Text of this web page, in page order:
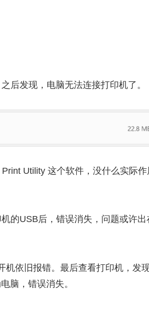
后发现，电脑无法连接打印机了。
Utility 这个软件，没什么实际
的USB后，错误消失，问题或许出
机依旧报错。最后查看打印机，发
脑，错误消失。